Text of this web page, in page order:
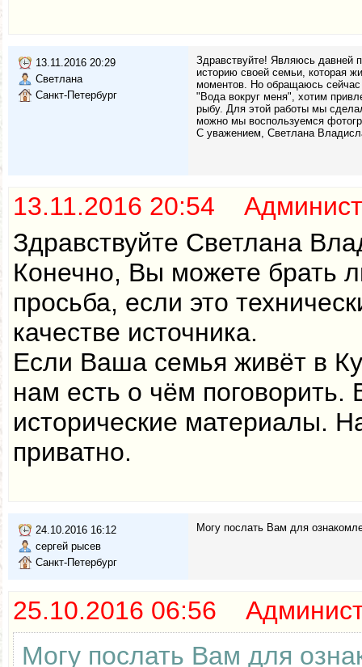
13.11.2016 20:29
Светлана
Санкт-Петербург
Здравствуйте! Являюсь давней
историю своей семьи, которая
моментов. Но обращаюсь сейчас
"Вода вокруг меня", хотим
рыбу. Для этой работы мы
можно мы воспользуемся
С уважением, Светлана
13.11.2016 20:54
Здравствуйте Светлана
Конечно, Вы можете брать
просьба, если это
качестве источника.
Если Ваша семья живёт в
нам есть о чём
исторические материалы.
приватно.
24.10.2016 16:12
сергей рысев
Санкт-Петербург
Могу послать Вам для
25.10.2016 06:56
Могу послать Вам для